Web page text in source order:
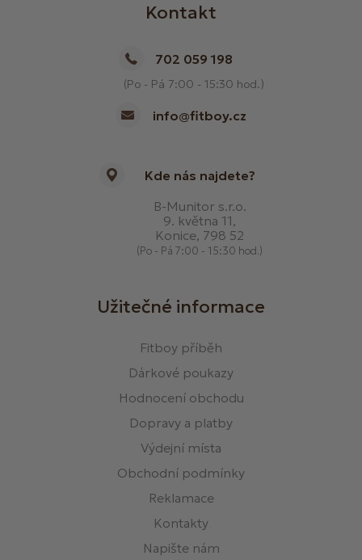
Kontakt
702 059 198
(Po - Pá 7:00 - 15:30 hod.)
info@fitboy.cz
Kde nás najdete?
B-Munitor s.r.o.
9. května 11,
Konice, 798 52
(Po - Pá 7:00 - 15:30 hod.)
Užitečné informace
Fitboy příběh
Dárkové poukazy
Hodnocení obchodu
Dopravy a platby
Výdejní místa
Obchodní podmínky
Reklamace
Kontakty
Napište nám